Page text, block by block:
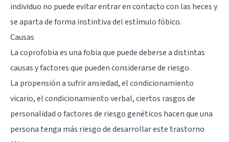
individuo no puede evitar entrar en contacto con las heces y
se aparta de forma instintiva del estímulo fóbico.
Causas
La coprofobia es una fobia que puede deberse a distintas
causas y factores que pueden considerarse de riesgo.
La propensión a sufrir ansiedad, elcondicionamiento
vicario, el condicionamiento verbal, ciertos rasgos de
personalidado factores de riesgo genéticos hacen que una
persona tenga más riesgo de desarrollar este trastorno